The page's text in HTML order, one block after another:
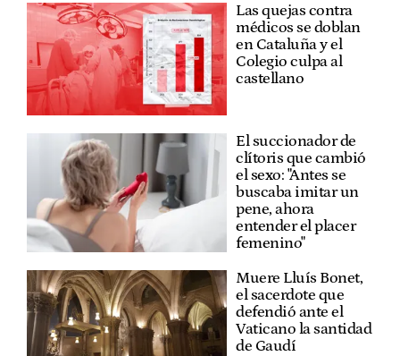
Las quejas contra
médicos se doblan
en Cataluña y el
Colegio culpa al
castellano
El succionador de
clítoris que cambió
el sexo: "Antes se
buscaba imitar un
pene, ahora
entender el placer
femenino"
Muere Lluís Bonet,
el sacerdote que
defendió ante el
Vaticano la santidad
de Gaudí